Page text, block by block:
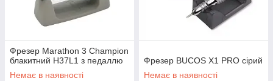
Фрезер Marathon 3 Champion
блакитний H37L1 з педаллю
Немає в наявності
Фрезер BUCOS X1 PRO сірий
Немає в наявності